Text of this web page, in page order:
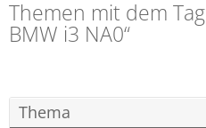
Themen mit dem
BMW i3 NA0“
Thema